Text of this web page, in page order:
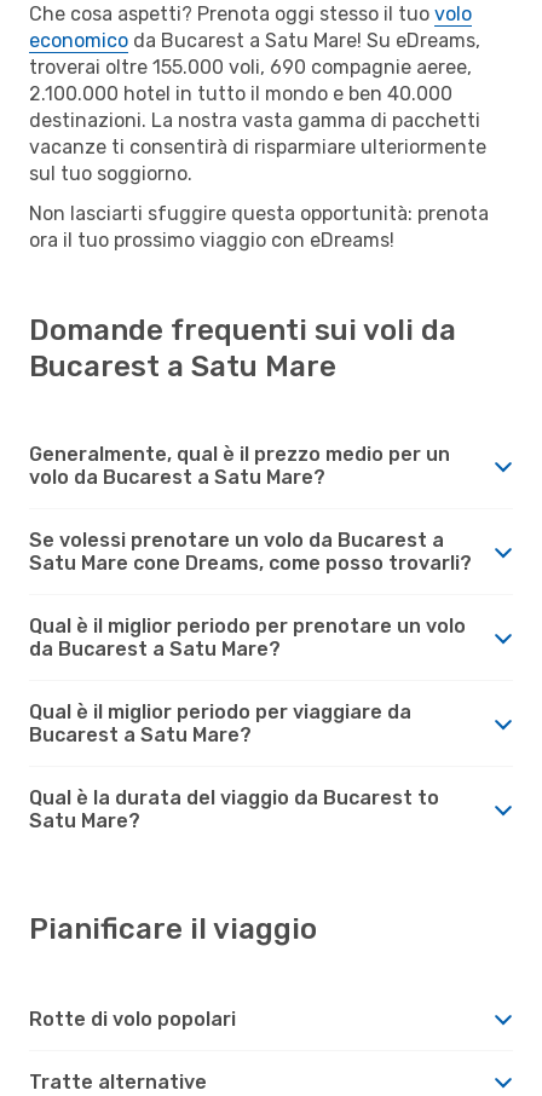
Che cosa aspetti? Prenota oggi stesso il tuo volo
economico da Bucarest a Satu Mare! Su eDreams,
troverai oltre 155.000 voli, 690 compagnie aeree,
2.100.000 hotel in tutto il mondo e ben 40.000
destinazioni. La nostra vasta gamma di pacchetti
vacanze ti consentirà di risparmiare ulteriormente
sul tuo soggiorno.
Non lasciarti sfuggire questa opportunità: prenota
ora il tuo prossimo viaggio con eDreams!
Domande frequenti sui voli da
Bucarest a Satu Mare
Generalmente, qual è il prezzo medio per un
volo da Bucarest a Satu Mare?
Se volessi prenotare un volo da Bucarest a
Satu Mare cone Dreams, come posso trovarli?
Qual è il miglior periodo per prenotare un volo
da Bucarest a Satu Mare?
Qual è il miglior periodo per viaggiare da
Bucarest a Satu Mare?
Qual è la durata del viaggio da Bucarest to
Satu Mare?
Pianificare il viaggio
Rotte di volo popolari
Tratte alternative